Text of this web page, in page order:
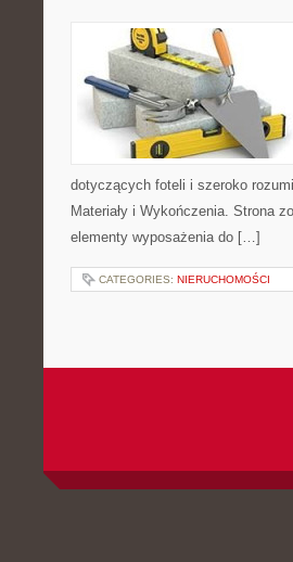
dotyczących foteli i szeroko
Materiały i Wykończenia. Strona
elementy wyposażenia do […]
CATEGORIES: NIERUCHOMOŚCI